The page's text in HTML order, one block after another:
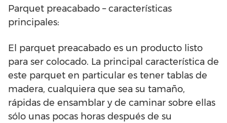
Parquet preacabado – características
principales:
El parquet preacabado es un producto listo
para ser colocado. La principal característica de
este parquet en particular es tener tablas de
madera, cualquiera que sea su tamaño,
rápidas de ensamblar y de caminar sobre ellas
sólo unas pocas horas después de su